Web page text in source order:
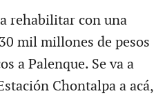
rehabilitar con una
mil millones de pesos
a Palenque. Se va a
Chontalpa a acá,